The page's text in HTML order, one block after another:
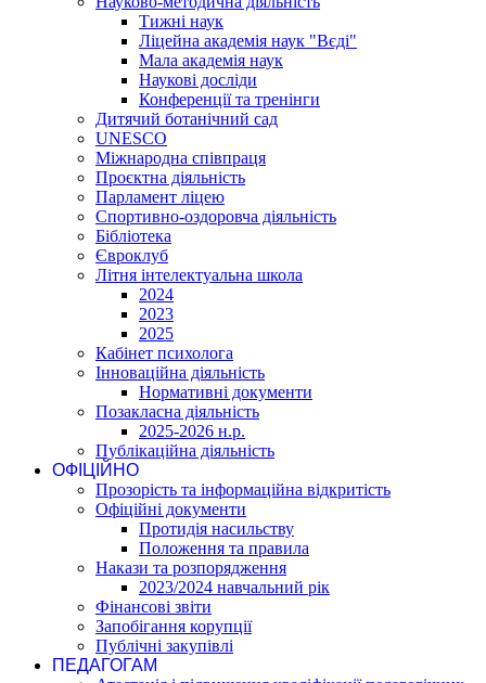
Тижні наук
Ліцейна академія наук "Вєді"
Мала академія наук
Наукові досліди
Конференції та тренінги
Дитячий ботанічний сад
UNESCO
Міжнародна співпраця
Проєктна діяльність
Парламент ліцею
Спортивно-оздоровча діяльність
Бібліотека
Євроклуб
Літня інтелектуальна школа
2024
2023
2025
Кабінет психолога
Інноваційна діяльність
Нормативні документи
Позакласна діяльність
2025-2026 н.р.
Публікаційна діяльність
ОФІЦІЙНО
Прозорість та інформаційна відкритість
Офіційні документи
Протидія насильству
Положення та правила
Накази та розпорядження
2023/2024 навчальний рік
Фінансові звіти
Запобігання корупції
Публічні закупівлі
ПЕДАГОГАМ